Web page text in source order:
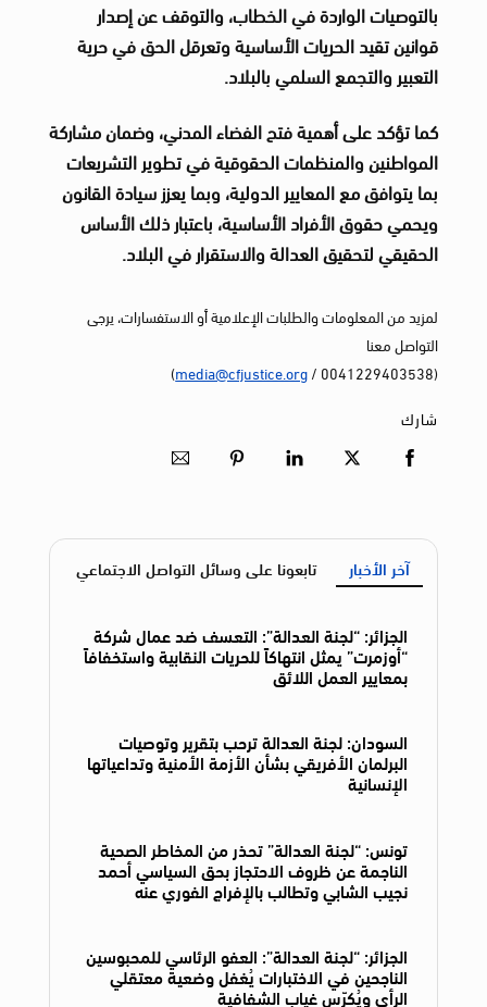
بالتوصيات الواردة في الخطاب، والتوقف عن إصدار
قوانين تقيد الحريات الأساسية وتعرقل الحق في حرية
التعبير والتجمع السلمي بالبلاد.
كما تؤكد على أهمية فتح الفضاء المدني، وضمان مشاركة
المواطنين والمنظمات الحقوقية في تطوير التشريعات
بما يتوافق مع المعايير الدولية، وبما يعزز سيادة القانون
ويحمي حقوق الأفراد الأساسية، باعتبار ذلك الأساس
الحقيقي لتحقيق العدالة والاستقرار في البلاد.
لمزيد من المعلومات والطلبات الإعلامية أو الاستفسارات، يرجى
التواصل معنا
(0041229403538 /
media@cfjustice.org
)
شارك
آخر الأخبار تابعونا على وسائل التواصل الاجتماعي
الجزائر: “لجنة العدالة”: التعسف ضد عمال شركة
“أوزمرت” يمثل انتهاكاً للحريات النقابية واستخفافاً
بمعايير العمل اللائق
السودان: لجنة العدالة ترحب بتقرير وتوصيات
البرلمان الأفريقي بشأن الأزمة الأمنية وتداعياتها
الإنسانية
تونس: “لجنة العدالة” تحذر من المخاطر الصحية
الناجمة عن ظروف الاحتجاز بحق السياسي أحمد
نجيب الشابي وتطالب بالإفراج الفوري عنه
الجزائر: “لجنة العدالة”: العفو الرئاسي للمحبوسين
الناجحين في الاختبارات يُغفل وضعية معتقلي
الرأي ويُكرّس غياب الشفافية